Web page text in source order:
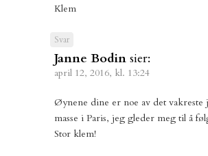
Klem
Svar
Janne Bodin sier:
april 12, 2016, kl. 13:24
Øynene dine er noe av det vakreste
masse i Paris, jeg gleder meg til å
Stor klem!